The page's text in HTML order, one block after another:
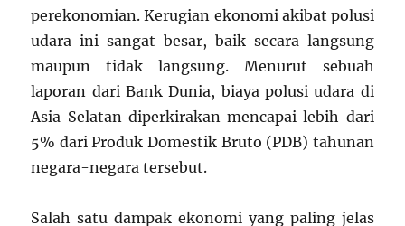
perekonomian. Kerugian ekonomi akibat polusi
udara ini sangat besar, baik secara langsung
maupun tidak langsung. Menurut sebuah
laporan dari Bank Dunia, biaya polusi udara di
Asia Selatan diperkirakan mencapai lebih dari
5% dari Produk Domestik Bruto (PDB) tahunan
negara-negara tersebut.
Salah satu dampak ekonomi yang paling jelas